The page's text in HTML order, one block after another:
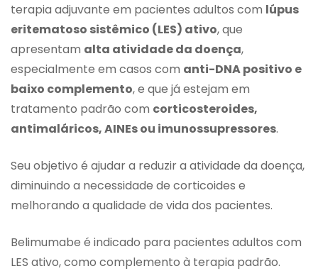
terapia adjuvante em pacientes adultos com lúpus
eritematoso sistêmico (LES) ativo, que
apresentam alta atividade da doença,
especialmente em casos com anti-DNA positivo e
baixo complemento, e que já estejam em
tratamento padrão com corticosteroides,
antimaláricos, AINEs ou imunossupressores.
Seu objetivo é ajudar a reduzir a atividade da doença,
diminuindo a necessidade de corticoides e
melhorando a qualidade de vida dos pacientes.
Belimumabe é indicado para pacientes adultos com
LES ativo, como complemento à terapia padrão.